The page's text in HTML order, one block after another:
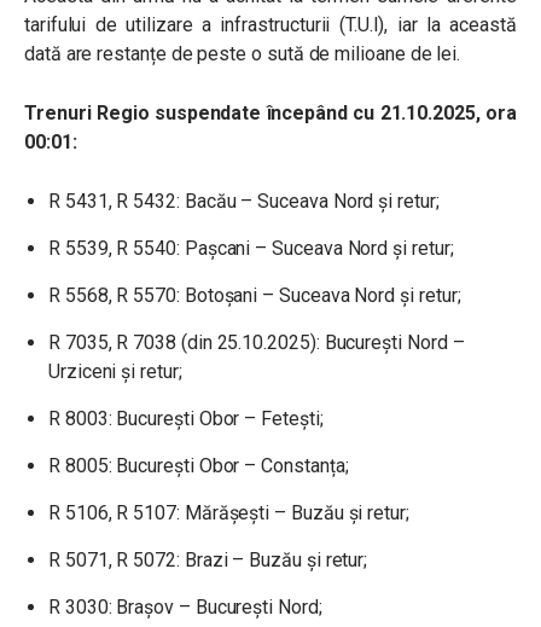
tarifului de utilizare a infrastructurii (T.U.I), iar la această
dată are restanțe de peste o sută de milioane de lei.
Trenuri Regio suspendate începând cu 21.10.2025, ora
00:01:
R 5431, R 5432: Bacău – Suceava Nord și retur;
R 5539, R 5540: Pașcani – Suceava Nord și retur;
R 5568, R 5570: Botoșani – Suceava Nord și retur;
R 7035, R 7038 (din 25.10.2025): București Nord –
Urziceni și retur;
R 8003: București Obor – Fetești;
R 8005: București Obor – Constanța;
R 5106, R 5107: Mărășești – Buzău și retur;
R 5071, R 5072: Brazi – Buzău și retur;
R 3030: Brașov – București Nord;